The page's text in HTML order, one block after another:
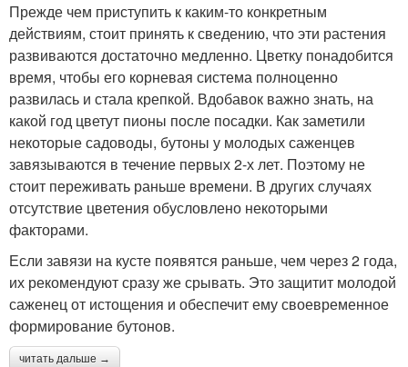
Прежде чем приступить к каким-то конкретным
действиям, стоит принять к сведению, что эти растения
развиваются достаточно медленно. Цветку понадобится
время, чтобы его корневая система полноценно
развилась и стала крепкой. Вдобавок важно знать, на
какой год цветут пионы после посадки. Как заметили
некоторые садоводы, бутоны у молодых саженцев
завязываются в течение первых 2-х лет. Поэтому не
стоит переживать раньше времени. В других случаях
отсутствие цветения обусловлено некоторыми
факторами.
Если завязи на кусте появятся раньше, чем через 2 года,
их рекомендуют сразу же срывать. Это защитит молодой
саженец от истощения и обеспечит ему своевременное
формирование бутонов.
читать дальше →